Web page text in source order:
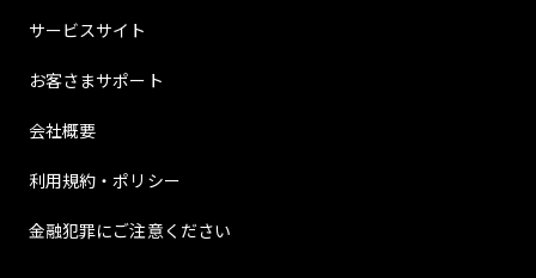
サービスサイト
お客さまサポート
会社概要
利用規約・ポリシー
金融犯罪にご注意ください